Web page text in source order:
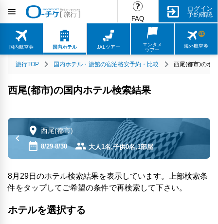
FAQ
ログイン
予約確認
国内航空券 国内ホテル JALツアー
エンタメ
ツアー
海外航空券
旅行TOP 国内ホテル・旅館の宿泊格安予約・比較 西尾(都市)のホ
西尾(都市)の国内ホテル検索結果
西尾(都市)
8/29-8/30 大人1名,子供0名,1部屋
8月29日のホテル検索結果を表示しています。上部検索条
件をタップしてご希望の条件で再検索して下さい。
ホテルを選択する